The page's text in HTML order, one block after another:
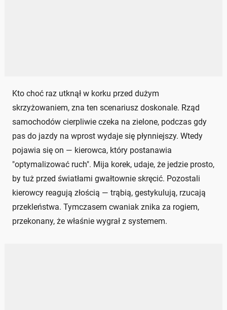
Kto choć raz utknął w korku przed dużym
skrzyżowaniem, zna ten scenariusz doskonale. Rząd
samochodów cierpliwie czeka na zielone, podczas gdy
pas do jazdy na wprost wydaje się płynniejszy. Wtedy
pojawia się on — kierowca, który postanawia
"optymalizować ruch". Mija korek, udaje, że jedzie prosto,
by tuż przed światłami gwałtownie skręcić. Pozostali
kierowcy reagują złością — trąbią, gestykulują, rzucają
przekleństwa. Tymczasem cwaniak znika za rogiem,
przekonany, że właśnie wygrał z systemem.